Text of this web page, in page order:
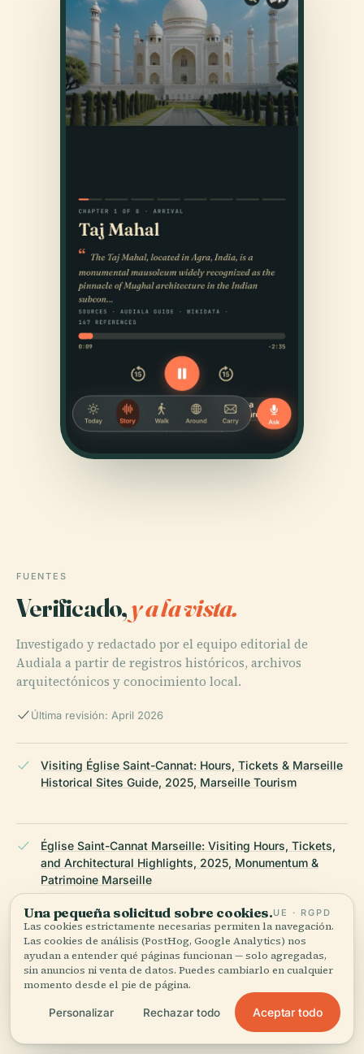
FUENTES
Verificado,y a la vista.
Investigado y redactado por el equipo editorial de
Audiala a partir de registros históricos, archivos
arquitectónicos y conocimiento local.
Última revisión: April 2026
Visiting Église Saint-Cannat: Hours, Tickets & Marseille
Historical Sites Guide, 2025, Marseille Tourism
Église Saint-Cannat Marseille: Visiting Hours, Tickets,
and Architectural Highlights, 2025, Monumentum &
Patrimoine Marseille
Église Saint-Cannat Visiting Hours, Tickets, and Guide
to Marseille's Historic Church, 2025, Marseille Tourism
Una pequeña solicitud sobre cookies.UE · RGPD
Las cookies estrictamente necesarias permiten la navegación.
Las cookies de análisis (PostHog, Google Analytics) nos
ayudan a entender qué páginas funcionan — solo agregadas,
sin anuncios ni venta de datos. Puedes cambiarlo en cualquier
momento desde el pie de página.
Personalizar Rechazar todo Aceptar todo